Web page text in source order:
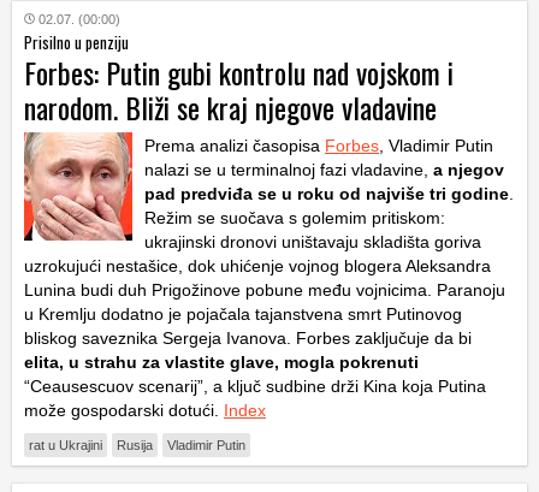
02.07. (00:00)
Prisilno u penziju
Forbes: Putin gubi kontrolu nad vojskom i
narodom. Bliži se kraj njegove vladavine
Prema analizi časopisa Forbes , Vladimir Putin
nalazi se u terminalnoj fazi vladavine, a njegov
pad predviđa se u roku od najviše tri godine
Režim se suočava s golemim pritiskom:
ukrajinski dronovi uništavaju skladišta goriva
uzrokujući nestašice, dok uhićenje vojnog blogera Aleksandra
Lunina budi duh Prigožinove pobune među vojnicima. Paranoju
u Kremlju dodatno je pojačala tajanstvena smrt Putinovog
bliskog saveznika Sergeja Ivanova. Forbes zaključuje da bi
elita, u strahu za vlastite glave, mogla pokrenuti
“Ceausescuov scenarij”, a ključ sudbine drži Kina koja Putina
može gospodarski dotući. Index
rat u Ukrajini Rusija Vladimir Putin